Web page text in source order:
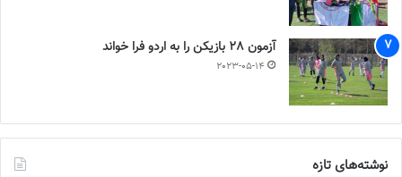
آزمون 28 بازیکن را به اردو فرا خواند
2023-05-14
نوشته‌های تازه